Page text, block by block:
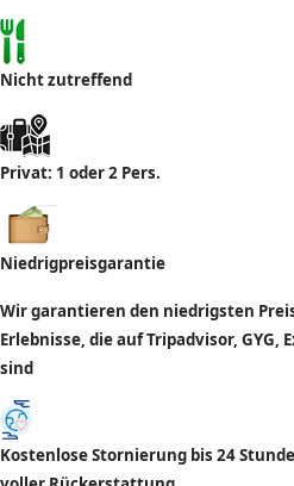
Nicht zutreffend
Privat: 1 oder 2 Pers.
Niedrigpreisgarantie
Wir garantieren den niedrigsten
Erlebnisse, die auf Tripadvisor, GYG,
sind
Kostenlose Stornierung bis 24